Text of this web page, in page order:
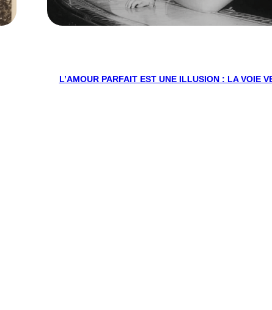
L’AMOUR PARFAIT EST UNE ILLUSION : LA VOIE